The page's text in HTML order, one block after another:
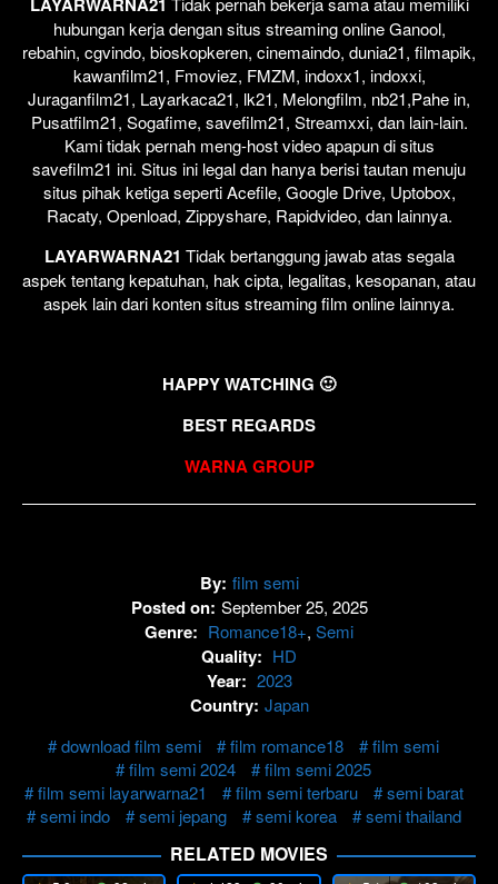
hubungan kerja dengan situs streaming online Ganool,
rebahin, cgvindo, bioskopkeren, cinemaindo, dunia21, filmapik,
kawanfilm21, Fmoviez, FMZM, indoxx1, indoxxi,
Juraganfilm21, Layarkaca21, lk21, Melongfilm, nb21,Pahe in,
Pusatfilm21, Sogafime, savefilm21, Streamxxi, dan lain-lain.
Kami tidak pernah meng-host video apapun di situs
savefilm21 ini. Situs ini legal dan hanya berisi tautan menuju
situs pihak ketiga seperti Acefile, Google Drive, Uptobox,
Racaty, Openload, Zippyshare, Rapidvideo, dan lainnya.
LAYARWARNA21 Tidak bertanggung jawab atas segala
aspek tentang kepatuhan, hak cipta, legalitas, kesopanan, atau
aspek lain dari konten situs streaming film online lainnya.
HAPPY WATCHING 🙂
BEST REGARDS
WARNA GROUP
By: film semi
Posted on: September 25, 2025
Genre: Romance18+, Semi
Quality: HD
Year: 2023
Country: Japan
download film semi
film romance18
film semi
film semi 2024
film semi 2025
film semi layarwarna21
film semi terbaru
semi barat
semi indo
semi jepang semi korea semi thailand
RELATED MOVIES